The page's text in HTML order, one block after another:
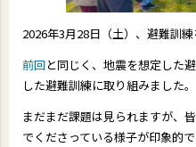
2026年3月28日（土）、避難訓練
前回と同じく、地震を想定した
した避難訓練に取り組みました。
まだまだ課題は見られますが、
でくださっている様子が印象的で